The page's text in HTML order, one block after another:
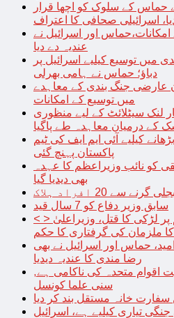
حماس کے سلوک کو اچھا قرار
اسرائیلی صحافی کا اعتراف
اور اسرائیل نے
عندیہ دے دیا
میں توسیع کیلیے اسرائیل پر
دباؤ؛ حماس نے ہامی بھرلی
عارضی جنگ بندی کے معاہدے
میں توسیع کے امکانات
لنک سیٹلائٹ کے لیے منظوری
کے درمیان معاہدہ طے پاگیا
کیلیے آئی ایم ایف کی ٹیم
پاکستان پہنچ گئی
کو نائب وزیراعظم کا عہدہ
بھی دیدیا گیا
سے 20 افراد ہلاک
سابق وزیر دفاع کو 7 سال قید
< > کوہستان میں جرگے کے حکم پر لڑکی کا قتل، وزیراعلیٰ
کا ملزمان کی گرفتاری کا حکم
حماس اور اسرائیل نے بھی
رضا مندی کا عندیہ دیدیا
اقوام متحدہ کی ناکامی ہے,
سنی علما کونسل
سفارت خانہ مستقل بند کر دیا
تیاری کیلیے ہے، اسرائیل